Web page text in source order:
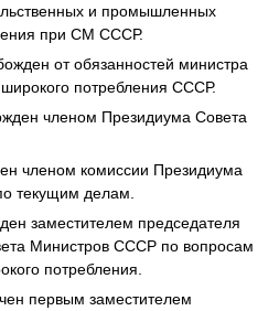
и промышленных
при СМ СССР.
от обязанностей министра
потребления СССР.
членом Президиума Совета
членом комиссии Президиума
текущим делам.
заместителем председателя
Министров СССР по вопросам
потребления.
первым заместителем